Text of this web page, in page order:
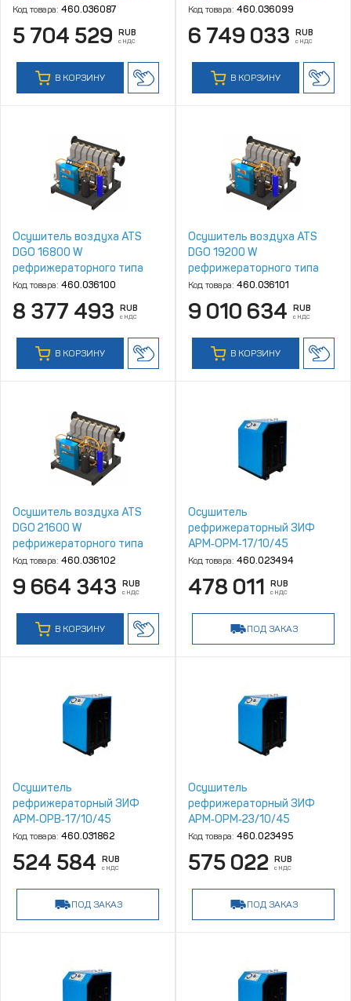
Код товара: 460.036087
5 704 529 RUB
с НДС
В КОРЗИНУ
Код товара: 460.036099
6 749 033 RUB
с НДС
В КОРЗИНУ
Осушитель воздуха ATS
DGO 16800 W
рефрижераторного типа
Код товара: 460.036100
8 377 493 RUB
с НДС
В КОРЗИНУ
Осушитель воздуха ATS
DGO 19200 W
рефрижераторного типа
Код товара: 460.036101
9 010 634 RUB
с НДС
В КОРЗИНУ
Осушитель воздуха ATS
DGO 21600 W
рефрижераторного типа
Код товара: 460.036102
9 664 343 RUB
с НДС
В КОРЗИНУ
Осушитель
рефрижераторный ЗИФ
АРМ‑ОРМ‑17/10/45
Код товара: 460.023494
478 011 RUB
с НДС
ПОД ЗАКАЗ
Осушитель
рефрижераторный ЗИФ
АРМ‑ОРВ‑17/10/45
Код товара: 460.031862
524 584 RUB
с НДС
ПОД ЗАКАЗ
Осушитель
рефрижераторный ЗИФ
АРМ‑ОРМ‑23/10/45
Код товара: 460.023495
575 022 RUB
с НДС
ПОД ЗАКАЗ